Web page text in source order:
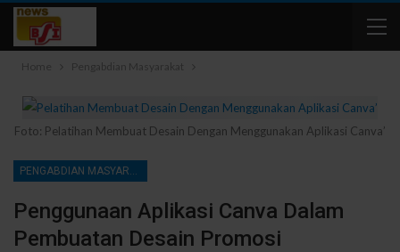
Home Pengabdian Masyarakat
Foto: Pelatihan Membuat Desain Dengan Menggunakan Aplikasi Canva’
Penggunaan Aplikasi Canva Dalam
Pembuatan Desain Promosi